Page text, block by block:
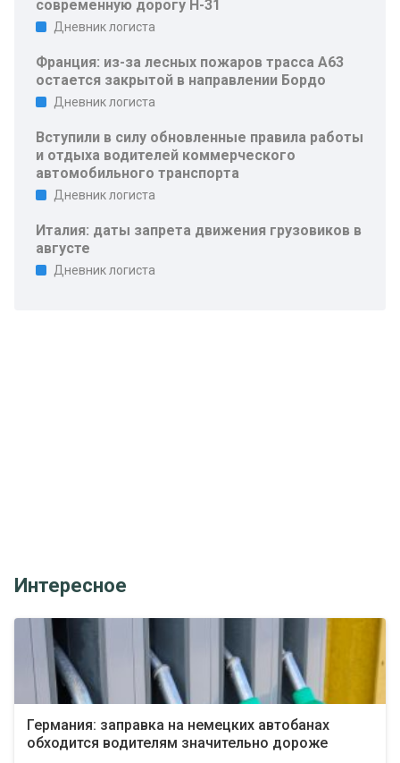
современную дорогу Н-31
Дневник логиста
Франция: из-за лесных пожаров трасса A63
остается закрытой в направлении Бордо
Дневник логиста
Вступили в силу обновленные правила работы
и отдыха водителей коммерческого
автомобильного транспорта
Дневник логиста
Италия: даты запрета движения грузовиков в
августе
Дневник логиста
Интересное
Германия: заправка на немецких автобанах
обходится водителям значительно дороже